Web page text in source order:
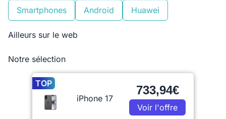
Smartphones Android Huawei
Ailleurs sur le web
Notre sélection
TOP
iPhone 17
733,94€
Voir l'offre